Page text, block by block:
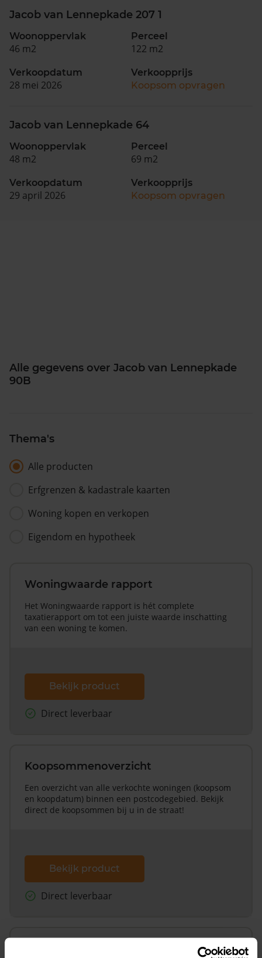
Jacob van Lennepkade 207 1
Woonoppervlak
46 m2
Perceel
122 m2
Verkoopdatum
28 mei 2026
Verkoopprijs
Koopsom opvragen
Jacob van Lennepkade 64
Woonoppervlak
48 m2
Perceel
69 m2
Verkoopdatum
29 april 2026
Verkoopprijs
Koopsom opvragen
Alle gegevens over Jacob van Lennepkade
90B
Thema's
Alle producten
Erfgrenzen & kadastrale kaarten
Woning kopen en verkopen
Eigendom en hypotheek
Woningwaarde rapport
Het Woningwaarde rapport is hét complete
taxatierapport om tot een juiste waarde inschatting
van een woning te komen.
Bekijk product
Direct leverbaar
Koopsommenoverzicht
Een overzicht van alle verkochte woningen (koopsom
en koopdatum) binnen een postcodegebied. Bekijk
direct de koopsommen bij u in de straat!
Bekijk product
Direct leverbaar
Koopsommenoverzicht (1 jaar gratis